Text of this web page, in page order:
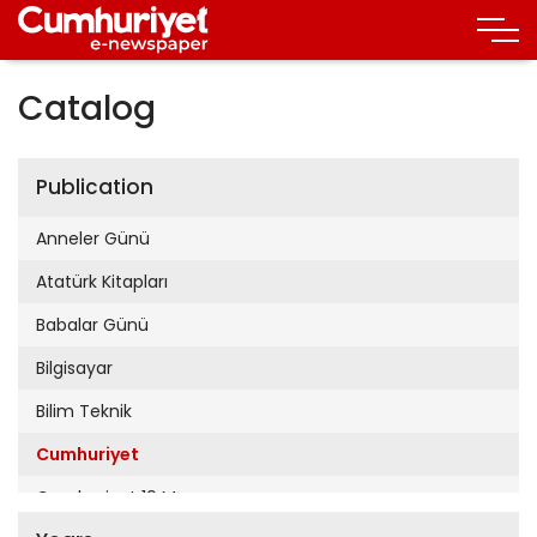
Catalog
Publication
Anneler Günü
Atatürk Kitapları
Babalar Günü
Bilgisayar
Bilim Teknik
Cumhuriyet
Cumhuriyet 19 Mayıs